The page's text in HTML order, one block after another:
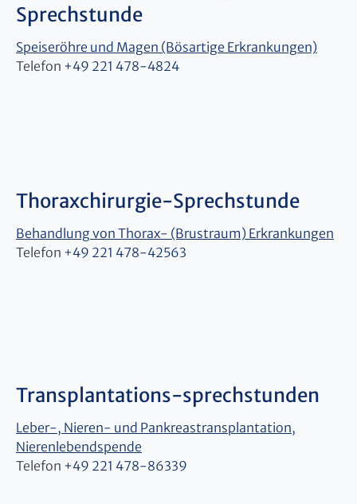
Sprechstunde
Speiseröhre und Magen (Bösartige Erkrankungen)
Telefon +49 221 478-4824
Thoraxchirurgie-Sprechstunde
Behandlung von Thorax- (Brustraum) Erkrankungen
Telefon +49 221 478-42563
Transplantations-sprechstunden
Leber-, Nieren- und Pankreastransplantation,
Nierenlebendspende
Telefon +49 221 478-86339